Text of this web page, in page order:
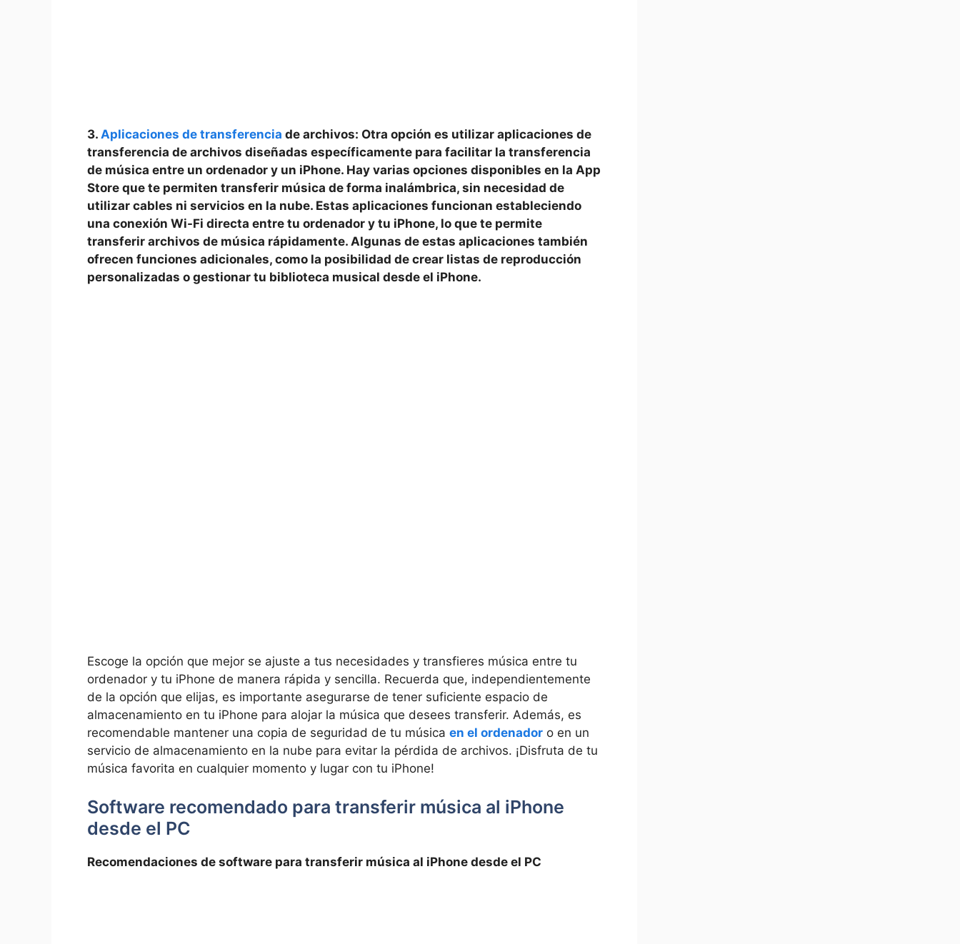
3. Aplicaciones de transferencia ⁢de archivos: Otra opción es utilizar aplicaciones de
transferencia de ⁤archivos diseñadas específicamente para facilitar la‍ transferencia
de música entre un ordenador y un iPhone. Hay varias⁢ opciones disponibles ​en la App
Store⁣ que te permiten ‌transferir ⁤música‌ de ‍forma inalámbrica, sin necesidad de
⁢utilizar cables⁤ ni servicios‍ en la nube. Estas aplicaciones funcionan estableciendo
una conexión‍ Wi-Fi directa entre tu ordenador y tu⁣ iPhone, lo que te permite
transferir archivos ‍de​ música rápidamente. Algunas ⁣de ​estas ⁢aplicaciones ‌también
ofrecen funciones adicionales, como la posibilidad de crear listas de ‍reproducción
personalizadas o gestionar tu biblioteca⁢ musical desde el iPhone.
Escoge la opción que mejor se ajuste a tus necesidades⁣ y transfieres música entre ⁢tu
ordenador y ‌tu iPhone de ⁤manera ⁣rápida y sencilla. Recuerda que, independientemente
de la ⁢opción que elijas, es importante asegurarse de tener suficiente⁣ espacio de
almacenamiento en ⁤tu iPhone para ‍alojar la música que ​desees transferir. Además, es
recomendable mantener una ⁢copia de seguridad ⁤de ⁣tu⁤ música en el ordenador ⁢o en un
servicio de almacenamiento en la nube ⁤para evitar la pérdida de archivos. ¡Disfruta de tu
‌música favorita en ‍cualquier momento y⁢ lugar con tu iPhone!
Software ⁤recomendado para transferir música al iPhone
desde el PC
Recomendaciones ⁢de software⁣ para transferir música al iPhone⁢ desde el PC